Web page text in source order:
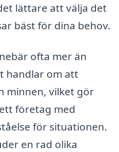
lättare att välja det
bäst för dina behov.
ofta mer än
handlar om att
minnen, vilket gör
företag med
för situationen.
en rad olika